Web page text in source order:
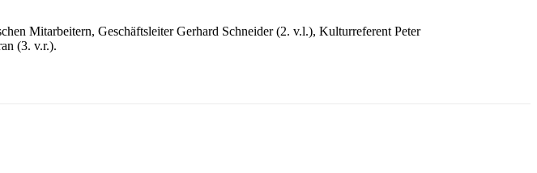
Mitarbeitern, Geschäftsleiter Gerhard Schneider (2. v.l.), Kulturreferent Peter
(3. v.r.).